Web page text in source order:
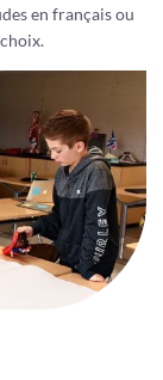
en français ou